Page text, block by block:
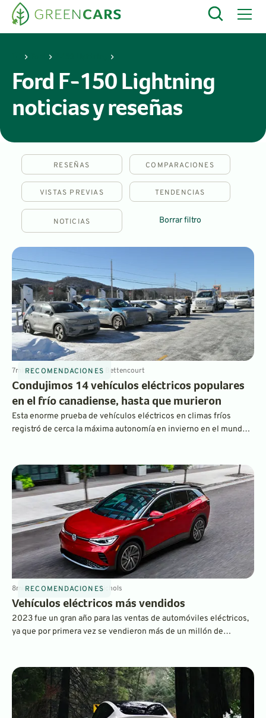
Ford F-150 Lightning
noticias y reseñas
RESEÑAS COMPARACIONES
VISTAS PREVIAS TENDENCIAS
NOTICIAS Borrar filtro
RECOMENDACIONES
7minFeb 28, 2025ByMichael Bettencourt
Condujimos 14 vehículos eléctricos populares
en el frío canadiense, hasta que murieron
Esta enorme prueba de vehículos eléctricos en climas fríos
registró de cerca la máxima autonomía en invierno en el mundo
científica posible en la vía pública.
RECOMENDACIONES
8minJan 31, 2024ByDavid Nichols
Vehículos eléctricos más vendidos
2023 fue un gran año para las ventas de automóviles eléctricos,
ya que por primera vez se vendieron más de un millón de
algunas sorpresas.